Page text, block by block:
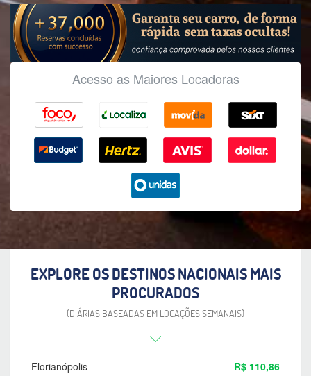
Acesso as Maiores Locadoras
EXPLORE OS DESTINOS NACIONAIS MAIS
PROCURADOS
(DIÁRIAS BASEADAS EM LOCAÇÕES SEMANAIS)
Florianópolis
R$ 110,86